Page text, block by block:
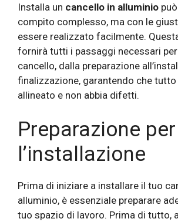
Installa un cancello in alluminio
compito complesso, ma con le
essere realizzato facilmente.
fornirà tutti i passaggi necessari
cancello, dalla preparazione
finalizzazione, garantendo che tutto
allineato e non abbia difetti.
Preparazione per
l’installazione
Prima di iniziare a installare il tuo
alluminio, è essenziale preparare
tuo spazio di lavoro. Prima di tutto,